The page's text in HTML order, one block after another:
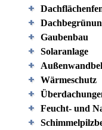
Gaubenbau
Solaranlage
Wärmeschutz
Feucht- und